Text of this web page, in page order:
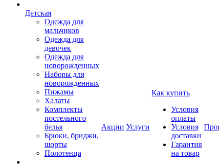
Детская
Одежда для
мальчиков
Одежда для
девочек
Одежда для
новорожденных
Наборы для
новорожденных
Пижамы
Халаты
Комплекты
постельного
белья
Брюки, бриджи,
шорты
Полотенца
Акции Услуги
Как купить
Условия
оплаты
Условия
доставки
Гарантия
на товар